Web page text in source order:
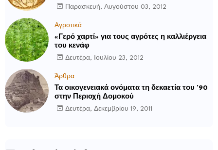
Παρασκευή, Αυγούστου 03, 2012
Αγροτικά
«Γερό χαρτί» για τους αγρότες η καλλιέργεια
του κενάφ
Δευτέρα, Ιουλίου 23, 2012
Άρθρα
Τα οικογενειακά ονόματα τη δεκαετία του ’90
στην Περιοχή Δομοκού
Δευτέρα, Δεκεμβρίου 19, 2011